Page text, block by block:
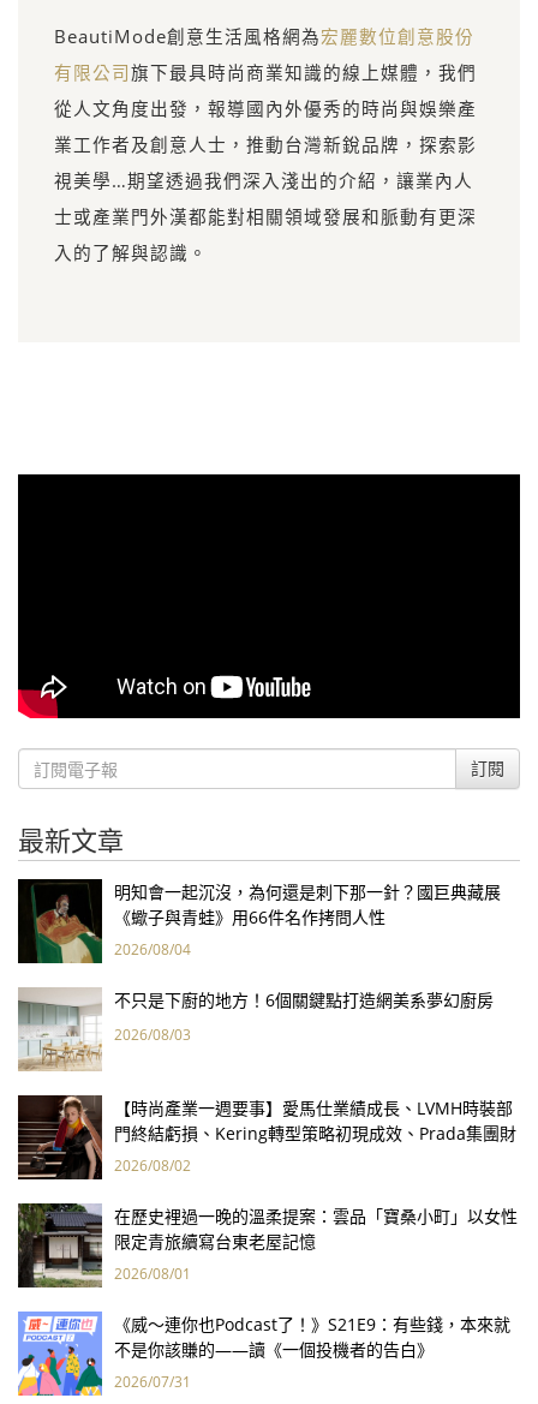
BeautiMode創意生活風格網為宏麗數位創意股份
有限公司旗下最具時尚商業知識的線上媒體，我們
從人文角度出發，報導國內外優秀的時尚與娛樂產
業工作者及創意人士，推動台灣新銳品牌，探索影
視美學…期望透過我們深入淺出的介紹，讓業內人
士或產業門外漢都能對相關領域發展和脈動有更深
入的了解與認識。
訂閱
最新文章
明知會一起沉沒，為何還是刺下那一針？國巨典藏展
《蠍子與青蛙》用66件名作拷問人性
2026/08/04
不只是下廚的地方！6個關鍵點打造網美系夢幻廚房
2026/08/03
【時尚產業一週要事】愛馬仕業績成長、LVMH時裝部
門終結虧損、Kering轉型策略初現成效、Prada集團財
報亮眼
2026/08/02
在歷史裡過一晚的溫柔提案：雲品「寶桑小町」以女性
限定青旅續寫台東老屋記憶
2026/08/01
《威～連你也Podcast了！》S21E9：有些錢，本來就
不是你該賺的——讀《一個投機者的告白》
2026/07/31